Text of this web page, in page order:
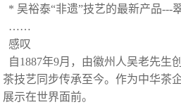
* 吴裕泰“非遗”技艺的最新产品---
……
感叹
自1887年9月，由徽州人吴老先生
茶技艺同步传承至今。作为中华茶
展示在世界面前。